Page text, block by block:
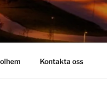
Kontakta oss